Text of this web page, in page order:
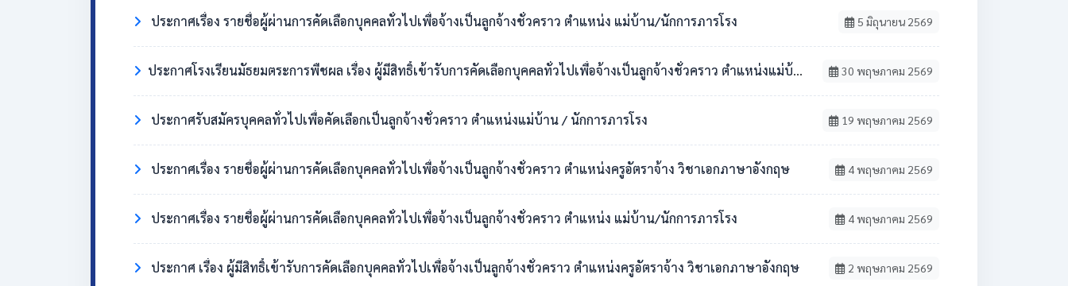
ประกาศเรื่อง รายชื่อผู้ผ่านการคัดเลือกบุคคลทั่วไปเพื่อจ้างเป็นลูกจ้างชั่วคราว ตำแหน่ง แม่บ้าน/นักการภารโรง 5 มิถุนายน 2569
​ประกาศโรงเรียนมัธยมตระการพืชผล เรื่อง ผู้มีสิทธิ์เข้ารับการคัดเลือกบุคคลทั่วไปเพื่อจ้างเป็นลูกจ้างชั่วคราว ตำแหน่งแม่บ้าน / นักการภารโรง 30 พฤษภาคม 2569
ประกาศรับสมัครบุคคลทั่วไปเพื่อคัดเลือกเป็นลูกจ้างชั่วคราว ตำแหน่งแม่บ้าน / นักการภารโรง 19 พฤษภาคม 2569
ประกาศเรื่อง รายชื่อผู้ผ่านการคัดเลือกบุคคลทั่วไปเพื่อจ้างเป็นลูกจ้างชั่วคราว ตำแหน่งครูอัตราจ้าง วิชาเอกภาษาอังกฤษ 4 พฤษภาคม 2569
ประกาศเรื่อง รายชื่อผู้ผ่านการคัดเลือกบุคคลทั่วไปเพื่อจ้างเป็นลูกจ้างชั่วคราว ตำแหน่ง แม่บ้าน/นักการภารโรง 4 พฤษภาคม 2569
ประกาศ เรื่อง ผู้มีสิทธิ์เข้ารับการคัดเลือกบุคคลทั่วไปเพื่อจ้างเป็นลูกจ้างชั่วคราว ตำแหน่งครูอัตราจ้าง วิชาเอกภาษาอังกฤษ 2 พฤษภาคม 2569